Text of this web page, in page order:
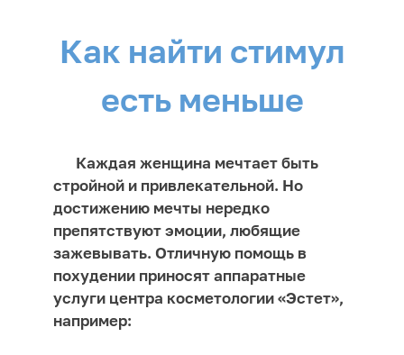
Как найти стимул
есть меньше
Каждая женщина мечтает быть
стройной и привлекательной. Но
достижению мечты нередко
препятствуют эмоции, любящие
зажевывать. Отличную помощь в
похудении приносят аппаратные
услуги центра косметологии «Эстет»,
например: